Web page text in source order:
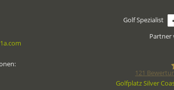
Golf Spezialist
Partner
121
Golfplatz Silver